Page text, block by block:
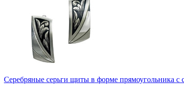
Серебряные серьги щиты в форме прямоугольника